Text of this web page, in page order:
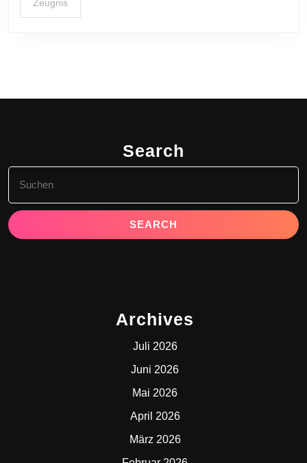
Zeugnis
Search
for:
Archives
Juli 2026
Juni 2026
Mai 2026
April 2026
März 2026